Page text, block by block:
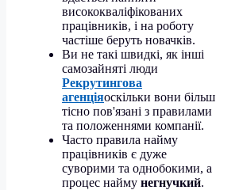
висококваліфікованих
працівників, і на роботу
частіше беруть новачків.
Ви не такі швидкі, як інші
самозайняті люди
Рекрутингова
агенціяоскільки вони більш
тісно пов'язані з правилами
та положеннями компанії.
Часто правила найму
працівників є дуже
суворими та однобокими, а
процес найму негнучкий.